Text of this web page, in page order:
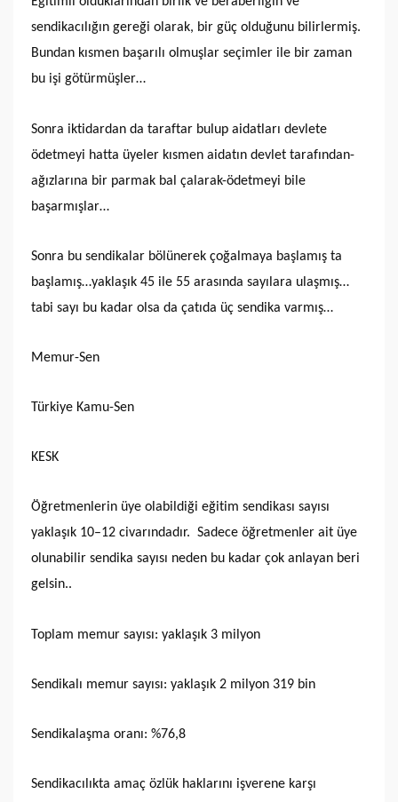
sendikacılığın gereği olarak, bir güç olduğunu bilirlermiş.
Bundan kısmen başarılı olmuşlar seçimler ile bir zaman
bu işi götürmüşler…
Sonra iktidardan da taraftar bulup aidatları devlete
ödetmeyi hatta üyeler kısmen aidatın devlet tarafından-
ağızlarına bir parmak bal çalarak-ödetmeyi bile
başarmışlar…
Sonra bu sendikalar bölünerek çoğalmaya başlamış ta
başlamış…yaklaşık 45 ile 55 arasında sayılara ulaşmış…
tabi sayı bu kadar olsa da çatıda üç sendika varmış…
Memur-Sen
Türkiye Kamu-Sen
KESK
Öğretmenlerin üye olabildiği eğitim sendikası sayısı
yaklaşık 10–12 civarındadır. Sadece öğretmenler ait üye
olunabilir sendika sayısı neden bu kadar çok anlayan beri
gelsin..
Toplam memur sayısı: yaklaşık 3 milyon
Sendikalı memur sayısı: yaklaşık 2 milyon 319 bin
Sendikalaşma oranı: %76,8
Sendikacılıkta amaç özlük haklarını işverene karşı